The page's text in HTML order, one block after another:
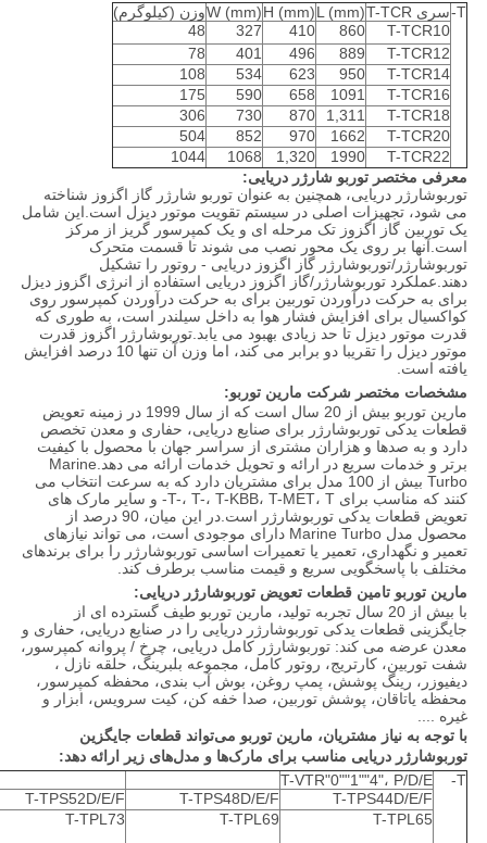
T- سری T-TCR L (mm)
H (mm)
W (mm)وزن (کیلوگرم)
T-TCR10
860
410
327
48
T-TCR12
889
496
401
78
T-TCR14
950
623
534
108
T-TCR16
1091
658
590
175
T-TCR18
1,311
870
730
306
T-TCR20
1662
970
852
504
T-TCR22
1990
1,320
1068
1044
معرفی مختصر توربو شارژر دریایی:
توربوشارژر دریایی، همچنین به عنوان توربو شارژر گاز اگزوز شناخته
می شود، تجهیزات اصلی در سیستم تقویت موتور دیزل است.این شامل
یک توربین گاز اگزوز تک مرحله ای و یک کمپرسور گریز از مرکز
است.آنها بر روی یک محور نصب می شوند تا قسمت متحرک
توربوشارژر/توربوشارژر گاز اگزوز دریایی - روتور را تشکیل
دهند.عملکرد توربوشارژر/گاز اگزوز دریایی استفاده از انرژی اگزوز دیزل
برای به حرکت درآوردن توربین برای به حرکت درآوردن کمپرسور روی
کواکسیال برای افزایش فشار هوا به داخل سیلندر است، به طوری که
قدرت موتور دیزل تا حد زیادی بهبود می یابد.توربوشارژر اگزوز قدرت
موتور دیزل را تقریبا دو برابر می کند، اما وزن آن تنها 10 درصد افزایش
یافته است.
مشخصات مختصر شرکت مارین توربو:
مارین توربو بیش از 20 سال است که از سال 1999 در زمینه تعویض
قطعات یدکی توربوشارژر برای صنایع دریایی، حفاری و معدن تخصص
دارد و به صدها و هزاران مشتری از سراسر جهان با محصول با کیفیت
برتر و خدمات سریع در ارائه و تحویل خدمات ارائه می دهد.Marine
Turbo بیش از 100 مدل برای مشتریان دارد که به سرعت انتخاب می
کنند که مناسب برای T-، T-، T-KBB، T-MET، T- و سایر مارک های
تعویض قطعات یدکی توربوشارژر است.در این میان، 90 درصد از
محصول مدل Marine Turbo دارای موجودی است، می تواند نیازهای
تعمیر و نگهداری، تعمیر یا تعمیرات اساسی توربوشارژر را برای برندهای
مختلف با پاسخگویی سریع و قیمت مناسب برطرف کند.
مارین توربو تامین قطعات تعویض توربوشارژر دریایی:
با بیش از 20 سال تجربه تولید، مارین توربو طیف گسترده ای از
جایگزینی قطعات یدکی توربوشارژر دریایی را در صنایع دریایی، حفاری و
معدن عرضه می کند: توربوشارژر کامل دریایی، چرخ / پروانه کمپرسور،
شفت توربین، کارتریج، روتور کامل، مجموعه بلبرینگ، حلقه نازل ،
دیفیوزر، رینگ پوشش، پمپ روغن، بوش آب بندی، محفظه کمپرسور،
محفظه یاتاقان، پوشش توربین، صدا خفه کن، کیت سرویس، ابزار و
غیره ....
با توجه به نیاز مشتریان، مارین توربو می‌تواند قطعات جایگزین
توربوشارژر دریایی مناسب برای مارک‌ها و مدل‌های زیر ارائه دهد:
T-
T-VTR"0""1""4"، P/D/E
T-TPS44D/E/F
T-TPS48D/E/F
T-TPS52D/E/F
T-TPL65
T-TPL69
T-TPL73